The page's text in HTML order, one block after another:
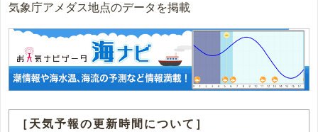
気象庁アメダス地点のデータを掲載
［天気予報の更新時間について］